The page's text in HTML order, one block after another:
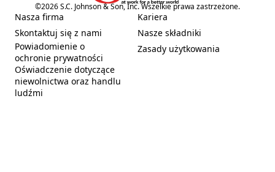
(Opens in a new tab)
©2026S.C. Johnson & Son, Inc. Wszelkie prawa zastrzeżone.
Nasza firma
(Opens in a new tab)
Skontaktuj się z nami
(Opens in a new tab)
Powiadomienie o
ochronie prywatności
(Opens in a new tab)
Oświadczenie dotyczące
niewolnictwa oraz handlu
ludźmi
(Opens in a new tab)
Kariera
(Opens in a new tab)
Nasze składniki
(Opens in a new tab)
Zasady użytkowania
(Opens in a new tab)